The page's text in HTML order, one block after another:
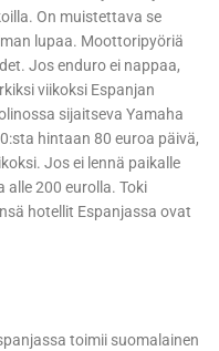
On muistettava se
lupaa. Moottoripyöriä
Jos enduro ei nappaa,
viikoksi Espanjan
sijaitseva Yamaha
hintaan 80 euroa päivä,
Jos ei lennä paikalle
alle 200 eurolla. Toki
hotellit Espanjassa ovat
toimii suomalainen